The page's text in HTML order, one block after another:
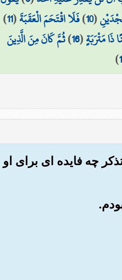
(
10
)فَلَا اقْتَحَمَ الْعَقَبَةَ(
11
)
ذَا مَتْرَبَةٍ(
16
)ثُمَّ كَانَ مِنَ الَّذِينَ
)
چه فایده ای برای او